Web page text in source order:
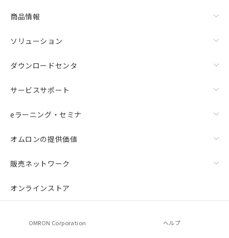
商品情報
ソリューション
ダウンロードセンタ
サービスサポート
eラーニング・セミナ
オムロンの提供価値
販売ネットワーク
オンラインストア
OMRON Corporation ヘルプ